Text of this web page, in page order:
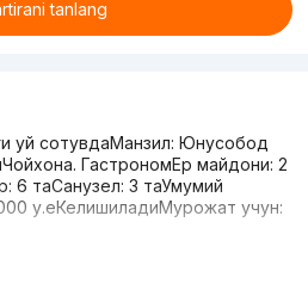
tanlang
уй сотувдаМанзил: Юнусобод
ГастрономЕр майдони: 2
6 таСанузел: 3 таУмумий
у.еКелишиладиМурожат учун: